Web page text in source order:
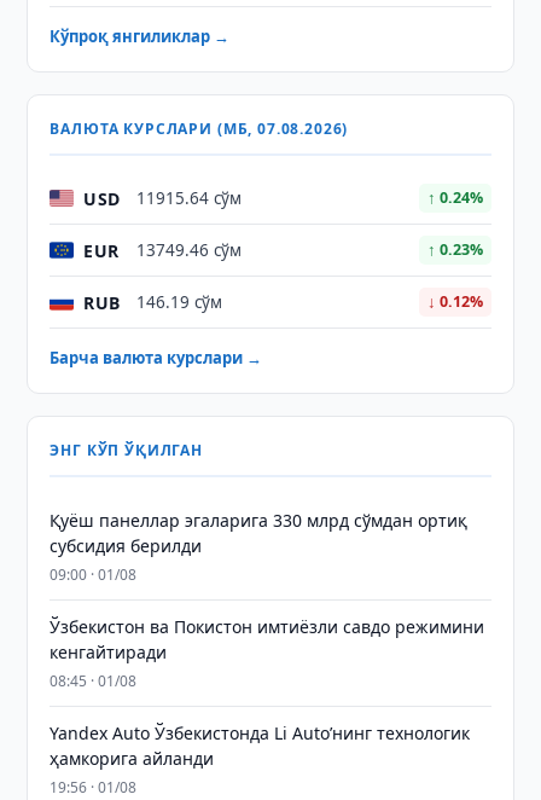
Кўпроқ янгиликлар →
ВАЛЮТА КУРСЛАРИ (МБ, 07.08.2026)
USD 11915.64 сўм ↑ 0.24%
EUR 13749.46 сўм ↑ 0.23%
RUB 146.19 сўм ↓ 0.12%
Барча валюта курслари →
ЭНГ КЎП ЎҚИЛГАН
Қуёш панеллар эгаларига 330 млрд сўмдан ортиқ
субсидия берилди
09:00 · 01/08
Ўзбекистон ва Покистон имтиёзли савдо режимини
кенгайтиради
08:45 · 01/08
Yandex Auto Ўзбекистонда Li Auto’нинг технологик
ҳамкорига айланди
19:56 · 01/08